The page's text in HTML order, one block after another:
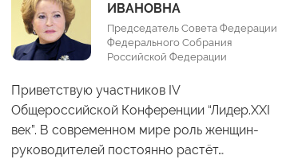
ИВАНОВНА
Председатель Совета Федерации
Федерального Собрания
Российской Федерации
Приветствую участников IV
Общероссийской Конференции “Лидер.XXI
век”. В современном мире роль женщин-
руководителей постоянно растёт…